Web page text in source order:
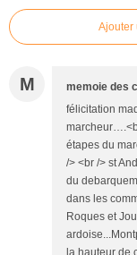
Ajouter
M memoie des
félicitation
étapes du
/> <br /> st
du
dans les
Roques et